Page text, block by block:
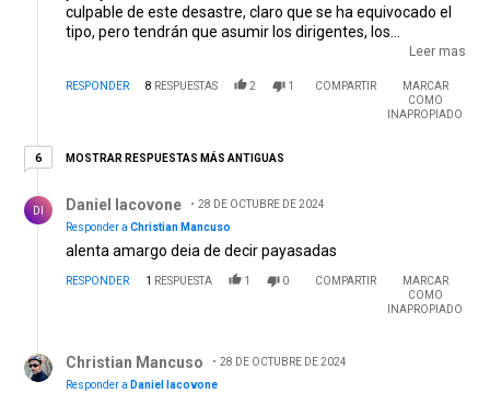
culpable de este desastre, claro que se ha equivocado el
tipo, pero tendrán que asumir los dirigentes, los
consejeros que aprobaron tanta incorporación trucha y
objetivos nunca estuvieron claros, era la copa... y nunca
jamás se enfocaron en armar un grupo humano
seguro seguirán currando.
Leer mas
RESPONDER 8 RESPUESTAS 2 1 COMPARTIR
MARCAR
COMO
INAPROPIADO
66 respuestas más antiguas
MOSTRAR RESPUESTAS MÁS ANTIGUAS
DI Daniel Iacovone
28 DE OCTUBRE DE 2024
Responder a Christian Mancuso
alenta amargo deia de decir payasadas
RESPONDER 1 RESPUESTA 1 0 COMPARTIR
MARCAR
COMO
INAPROPIADO
Christian Mancuso
28 DE OCTUBRE DE 2024
Responder a Daniel Iacovone